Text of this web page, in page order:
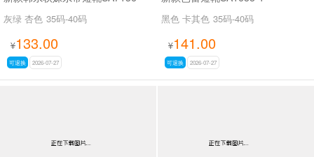
灰绿 杏色 35码-40码
¥133.00
可退换 2026-07-27
黑色 卡其色 35码-40码
¥141.00
可退换 2026-07-27